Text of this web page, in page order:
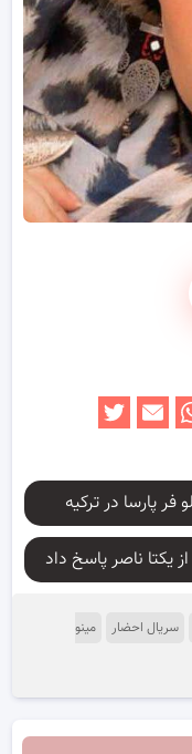
پارسا در ترکیه
سریال احضار
مینو